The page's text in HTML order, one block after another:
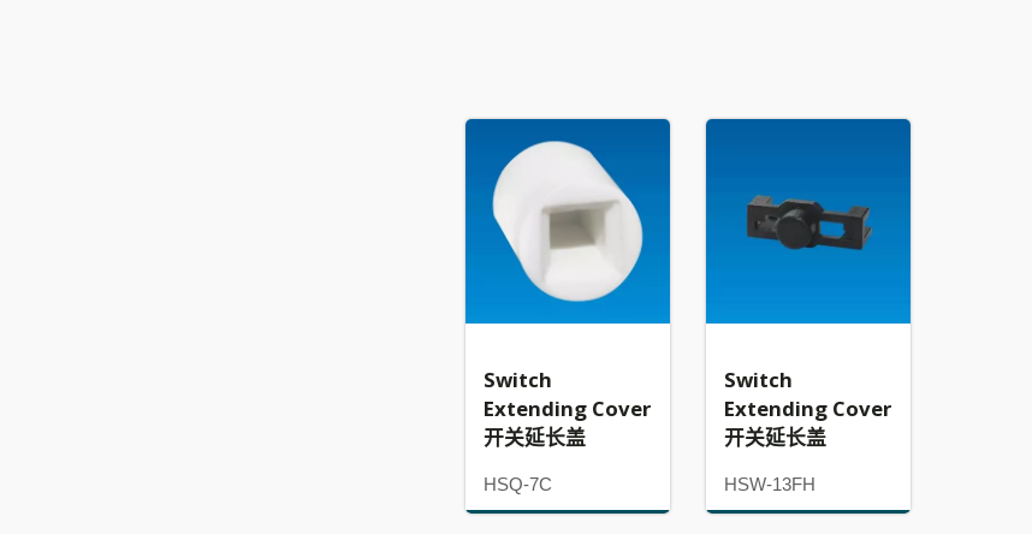
Switch
Extending Cover
开关延长盖
HSQ-7C
Switch
Extending Cover
开关延长盖
HSW-13FH